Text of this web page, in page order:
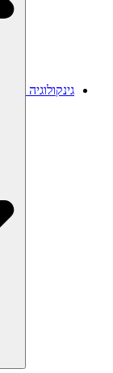
גינקולוגיה